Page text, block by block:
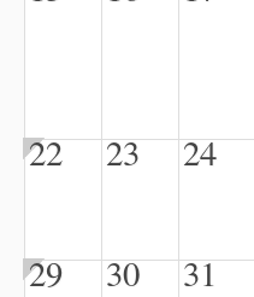
22 23 24
29 30 31